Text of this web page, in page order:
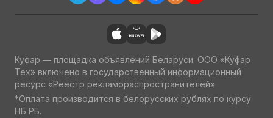
Куфар — площадка объявлений Беларуси. ООО «Куфар
Тех» включено в государственный информационный
ресурс «Реестр рекламораспространителей»
*Оплата производится в белорусских рублях по курсу
НБ РБ.